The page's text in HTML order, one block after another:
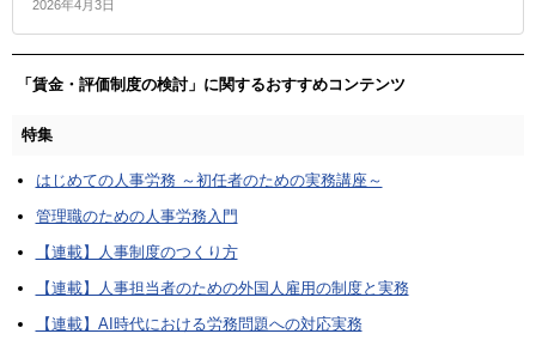
2026年4月3日
「賃金・評価制度の検討」に関するおすすめコンテンツ
特集
はじめての人事労務 ～初任者のための実務講座～
管理職のための人事労務入門
【連載】人事制度のつくり方
【連載】人事担当者のための外国人雇用の制度と実務
【連載】AI時代における労務問題への対応実務